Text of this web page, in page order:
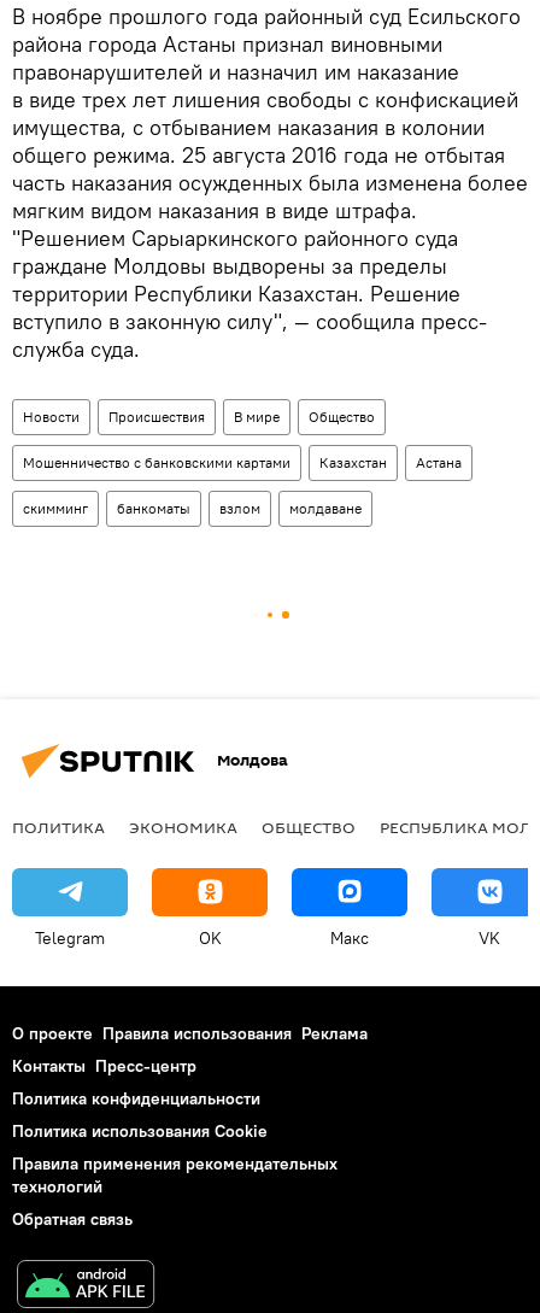
В ноябре прошлого года районный суд Есильского
района города Астаны признал виновными
правонарушителей и назначил им наказание
в виде трех лет лишения свободы с конфискацией
имущества, с отбыванием наказания в колонии
общего режима. 25 августа 2016 года не отбытая
часть наказания осужденных была изменена более
мягким видом наказания в виде штрафа.
"Решением Сарыаркинского районного суда
граждане Молдовы выдворены за пределы
территории Республики Казахстан. Решение
вступило в законную силу", — сообщила пресс-
служба суда.
Новости Происшествия В мире Общество
Мошенничество с банковскими картами Казахстан Астана
скимминг банкоматы взлом молдаване
Молдова
ПОЛИТИКА ЭКОНОМИКА ОБЩЕСТВО РЕСПУБЛИКА
Telegram OK Макс VK
О проекте Правила использования Реклама
Контакты Пресс-центр
Политика конфиденциальности
Политика использования Cookie
Правила применения рекомендательных
технологий
Обратная связь